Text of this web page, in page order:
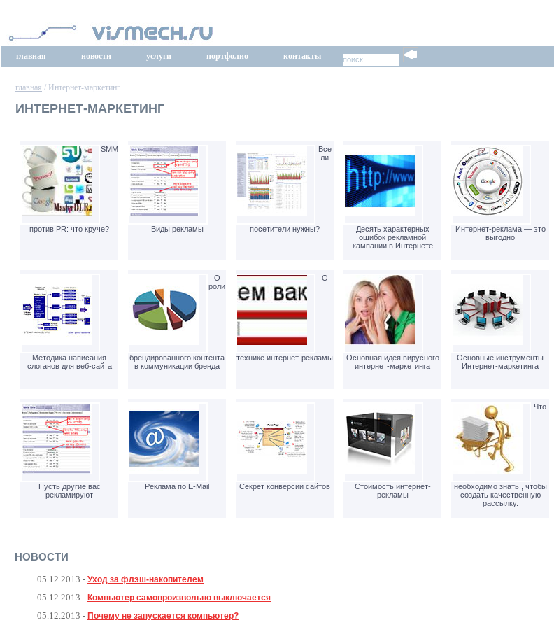
главная новости услуги портфолио контакты
главная / Интернет-маркетинг
ИНТЕРНЕТ-МАРКЕТИНГ
SMM
против PR: что круче? Виды рекламы
Все
ли
посетители нужны?
Десять характерных
ошибок рекламной
кампании в Интернете
Интернет-реклама — это
выгодно
Методика написания
слоганов для веб-сайта
О
роли
брендированного контента
в коммуникации бренда
О
технике интернет-рекламы
Основная идея вирусного
интернет-маркетинга
Основные инструменты
Интернет-маркетинга
Пусть другие вас
рекламируют
Реклама по E-Mail Секрет конверсии сайтов
Стоимость интернет-
рекламы
Что
необходимо знать , чтобы
создать качественную
рассылку.
НОВОСТИ
05.12.2013 - Уход за флэш-накопителем
05.12.2013 - Компьютер самопроизвольно выключается
05.12.2013 - Почему не запускается компьютер?